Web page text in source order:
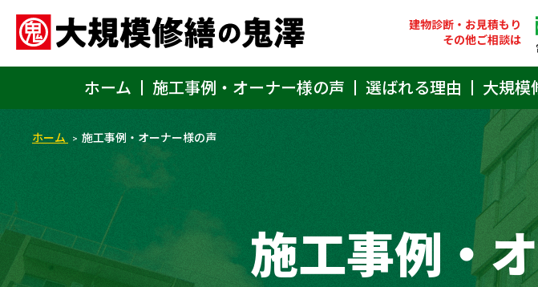
建物診断・お見積もり
その他ご相談は
ホーム
施工事例・オーナー様の声 選ばれる理由 大規模
ホーム 施工事例・オーナー様の声
施工事例・